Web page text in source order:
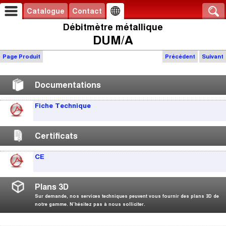
Catalogue Contact
Débitmètre métallique
DUM/A
Précédent Suivant
Page Produit
Documentations
Fiche Technique
Certificats
CE
Plans 3D
Sur demande, nos services techniques peuvent vous fournir des plans 3D de
notre gamme. N’hésitez pas à nous solliciter.